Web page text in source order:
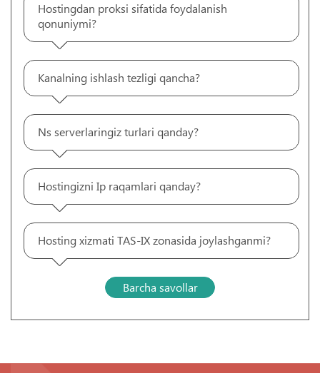
Hostingdan proksi sifatida foydalanish
qonuniymi?
Kanalning ishlash tezligi qancha?
Ns serverlaringiz turlari qanday?
Hostingizni Ip raqamlari qanday?
Hosting xizmati TAS-IX zonasida joylashganmi?
Barcha savollar